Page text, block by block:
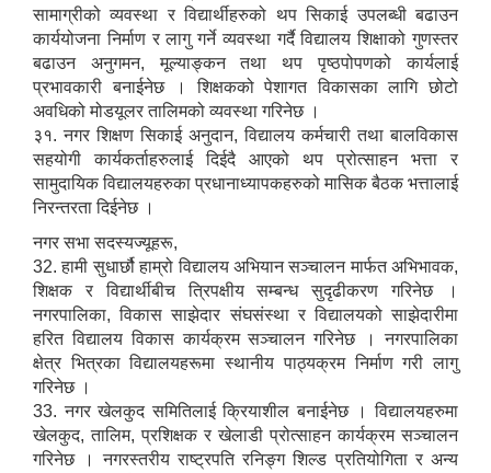
सामाग्रीको व्यवस्था र विद्यार्थीहरुको थप सिकाई उपलब्धी बढाउन
कार्ययोजना निर्माण र लागु गर्ने व्यवस्था गर्दै विद्यालय शिक्षाको गुणस्तर
बढाउन अनुगमन, मूल्याङ्कन तथा थप पृष्ठपोपणको कार्यलाई
प्रभावकारी बनाईनेछ । शिक्षकको पेशागत विकासका लागि छोटो
अवधिको मोडयूलर तालिमको व्यवस्था गरिनेछ ।
३१. नगर शिक्षण सिकाई अनुदान, विद्यालय कर्मचारी तथा बालविकास
सहयोगी कार्यकर्ताहरुलाई दिईदै आएको थप प्रोत्साहन भत्ता र
सामुदायिक विद्यालयहरुका प्रधानाध्यापकहरुको मासिक बैठक भत्तालाई
निरन्तरता दिईनेछ ।
नगर सभा सदस्यज्यूहरू,
32. हामी सुधार्छौ हाम्रो विद्यालय अभियान सञ्चालन मार्फत अभिभावक,
शिक्षक र विद्यार्थीबीच त्रिपक्षीय सम्बन्ध सुदृढीकरण गरिनेछ ।
नगरपालिका, विकास साझेदार संघसंस्था र विद्यालयको साझेदारीमा
हरित विद्यालय विकास कार्यक्रम सञ्चालन गरिनेछ । नगरपालिका
क्षेत्र भित्रका विद्यालयहरूमा स्थानीय पाठ्यक्रम निर्माण गरी लागु
गरिनेछ ।
33. नगर खेलकुद समितिलाई क्रियाशील बनाईनेछ । विद्यालयहरुमा
खेलकुद, तालिम, प्रशिक्षक र खेलाडी प्रोत्साहन कार्यक्रम सञ्चालन
गरिनेछ । नगरस्तरीय राष्ट्रपति रनिङ्ग शिल्ड प्रतियोगिता र अन्य